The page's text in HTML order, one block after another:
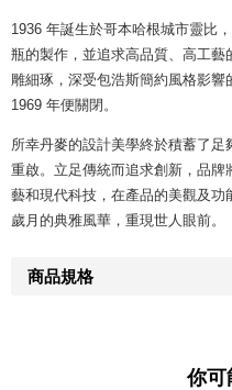
1936 年誕生於哥本哈根城市靈比
瓶的製作，並追求高品質、高工
雕細琢，深受包浩斯簡約風格影
1969 年便關閉。
所幸丹麥的設計美學終於積蓄了
重啟。立足傳統而追求創新，品
藝和現代科技，在產品的美觀及
歲月的典雅風華，重現世人眼前。
商品規格
你可